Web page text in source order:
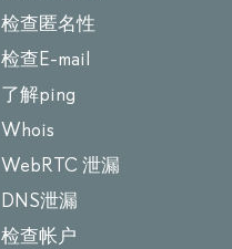
检查匿名性
检查E-mail
了解ping
Whois
WebRTC 泄漏
DNS泄漏
检查帐户